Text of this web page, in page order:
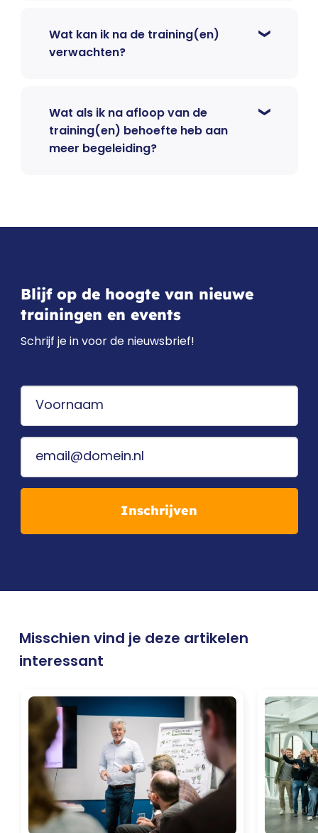
Wat kan ik na de training(en)
verwachten?
Wat als ik na afloop van de
training(en) behoefte heb aan
meer begeleiding?
Blijf op de hoogte van nieuwe
trainingen en events
Schrijf je in voor de nieuwsbrief!
Inschrijven
Misschien vind je deze artikelen
interessant